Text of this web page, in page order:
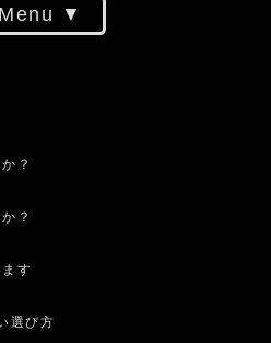
Menu
？
？
す
選び方